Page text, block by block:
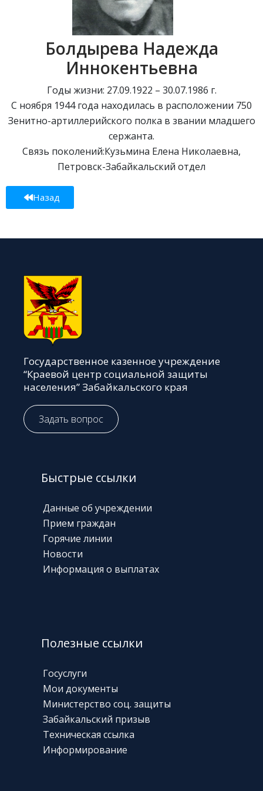
Болдырева Надежда
Иннокентьевна
Годы жизни: 27.09.1922 – 30.07.1986 г.
С ноября 1944 года находилась в расположении 750
Зенитно-артиллерийского полка в звании младшего
сержанта.
Связь поколений:Кузьмина Елена Николаевна,
Петровск-Забайкальский отдел
Назад
Государственное казенное учреждение
“Краевой центр социальной защиты
населения” Забайкальского края
Задать вопрос
Быстрые ссылки
Данные об учреждении
Прием граждан
Горячие линии
Новости
Информация о выплатах
Полезные ссылки
Госуслуги
Мои документы
Министерство соц. защиты
Забайкальский призыв
Техническая ссылка
Информирование